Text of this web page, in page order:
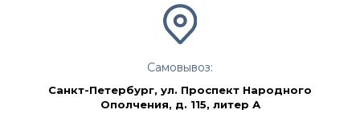
Самовывоз:
Санкт-Петербург, ул. Проспект Народного
Ополчения, д. 115, литер А